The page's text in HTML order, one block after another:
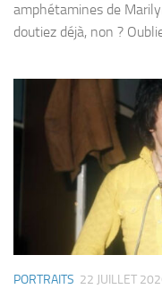
amphétamines de
doutiez déjà, non ?
PORTRAITS 22 JUILLET